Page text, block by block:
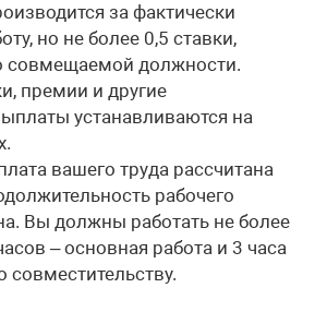
за фактически
но не более 0,5 ставки,
совмещаемой должности.
премии и другие
устанавливаются на
вашего труда рассчитана
рабочего
Вы должны работать не более
– основная работа и 3 часа